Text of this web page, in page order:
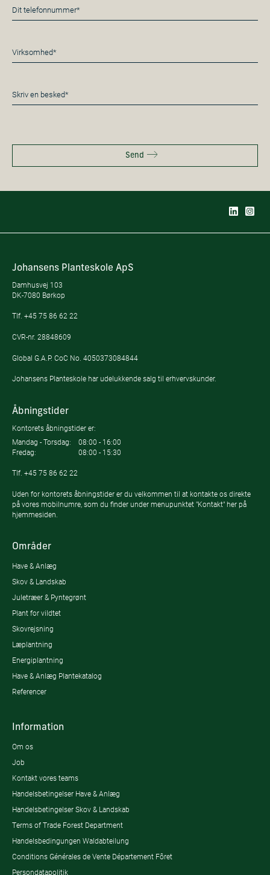
Telefon
*
Virksomhed*
*
Besked
*
Send
Johansens Planteskole ApS
Damhusvej 103
DK-7080 Børkop
Tlf. +45 75 86 62 22
CVR-nr. 28848609
Global G.A.P. CoC No. 4050373084844
Johansens Planteskole har udelukkende salg til erhvervskunder.
Åbningstider
Kontorets åbningstider er:
Mandag - Torsdag:
08:00 - 16:00
Fredag:
08:00 - 15:30
Tlf. +45 75 86 62 22
Uden for kontorets åbningstider er du velkommen til at kontakte os direkte
på vores mobilnumre, som du finder under menupunktet "Kontakt" her på
hjemmesiden.
Områder
Have & Anlæg
Skov & Landskab
Juletræer & Pyntegrønt
Plant for vildtet
Skovrejsning
Læplantning
Energiplantning
Have & Anlæg Plantekatalog
Referencer
Information
Om os
Job
Kontakt vores teams
Handelsbetingelser Have & Anlæg
Handelsbetingelser Skov & Landskab
Terms of Trade Forest Department
Handelsbedingungen Waldabteilung
Conditions Générales de Vente Département Fôret
Persondatapolitik